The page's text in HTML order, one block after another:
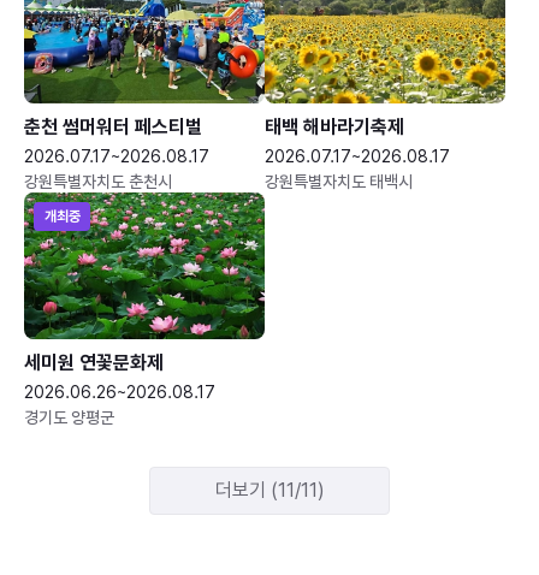
춘천 썸머워터 페스티벌
2026.07.17~2026.08.17
강원특별자치도 춘천시
태백 해바라기축제
2026.07.17~2026.08.17
강원특별자치도 태백시
개최중
세미원 연꽃문화제
2026.06.26~2026.08.17
경기도 양평군
더보기 (11/11)